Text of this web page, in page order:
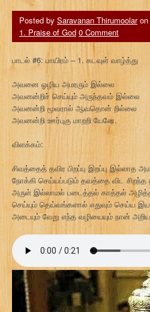
Posted by Saravanan Thirumoolaron
1. Praise of God 0 Comment
பாடல் #6: பாயிரம் – 1. கடவுள் வாழ்த்து
அவனை ஓழிய அமரரும் இல்லை
அவனன்றிச் செய்யும் அருந்தவம் இல்லை
அவனன்றி மூவரால் ஆவதொன் றில்லை
அவனன்றி ஊர்புகு மாறறி யேனே.
விளக்கம்:
சிவத்தைத் தவிர பிறப்பு இறப்பு இல்லாத
நோக்கி செய்யப்படும் தவத்தை விட
அருள் இல்லாமல் படைத்தல் காத்தல்
செய்யும் தெய்வங்களால் எதுவும் செய்ய
அடையும் வேறு எந்த வழியையும் நான்